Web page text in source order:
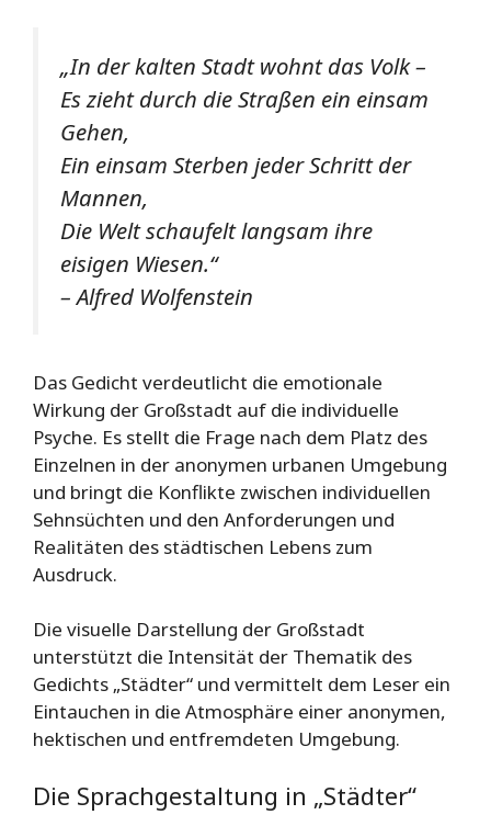
„In der kalten Stadt wohnt das Volk –
Es zieht durch die Straßen ein einsam
Gehen,
Ein einsam Sterben jeder Schritt der
Mannen,
Die Welt schaufelt langsam ihre
eisigen Wiesen.“
– Alfred Wolfenstein
Das Gedicht verdeutlicht die emotionale
Wirkung der Großstadt auf die individuelle
Psyche. Es stellt die Frage nach dem Platz des
Einzelnen in der anonymen urbanen Umgebung
und bringt die Konflikte zwischen individuellen
Sehnsüchten und den Anforderungen und
Realitäten des städtischen Lebens zum
Ausdruck.
Die visuelle Darstellung der Großstadt
unterstützt die Intensität der Thematik des
Gedichts „Städter“ und vermittelt dem Leser ein
Eintauchen in die Atmosphäre einer anonymen,
hektischen und entfremdeten Umgebung.
Die Sprachgestaltung in „Städter“